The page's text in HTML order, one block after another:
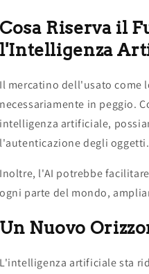
Cosa Riserva il
l'Intelligenza
Il mercatino dell'usato come
necessariamente in peggio.
intelligenza artificiale,
l'autenticazione degli oggetti.
Inoltre, l'AI potrebbe
ogni parte del mondo,
Un Nuovo
L'intelligenza artificiale sta